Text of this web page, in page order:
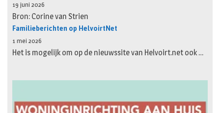
19 juni 2026
Bron: Corine van Strien
Familieberichten op HelvoirtNet
1 mei 2026
Het is mogelijk om op de nieuwssite van Helvoirt.net ook …